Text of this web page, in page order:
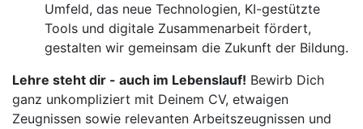
Umfeld, das neue Technologien, KI-gestützte
Tools und digitale Zusammenarbeit fördert,
gestalten wir gemeinsam die Zukunft der Bildung.
Lehre steht dir - auch im Lebenslauf! Bewirb Dich
ganz unkompliziert mit Deinem CV, etwaigen
Zeugnissen sowie relevanten Arbeitszeugnissen und